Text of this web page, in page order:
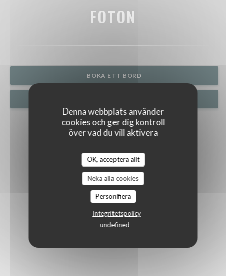
Denna webbplats använder
cookies och ger dig kontroll
över vad du vill aktivera
OK, acceptera allt
Neka alla cookies
Personifiera
Integritetspolicy
undefined
FOTON
BOKA ETT BORD